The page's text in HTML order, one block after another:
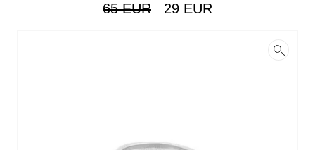
65EUR
Ursprünglicher
29 EUR